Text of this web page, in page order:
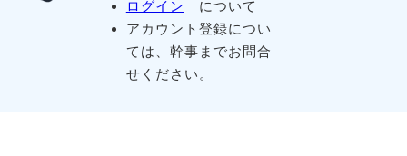
ログイン
について
アカウント登録につい
ては、幹事までお問合
せください。